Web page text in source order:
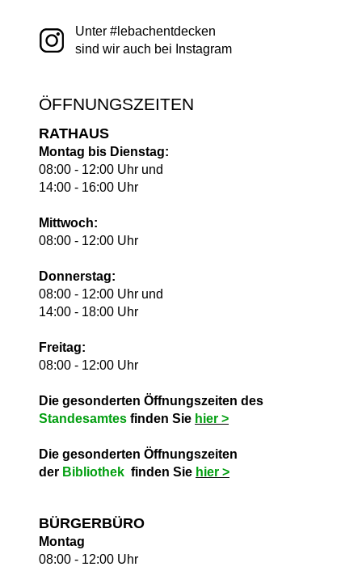
Unter #lebachentdecken
sind wir auch bei Instagram
ÖFFNUNGSZEITEN
RATHAUS
Montag bis Dienstag:
08:00 - 12:00 Uhr und
14:00 - 16:00 Uhr
Mittwoch:
08:00 - 12:00 Uhr
Donnerstag:
08:00 - 12:00 Uhr und
14:00 - 18:00 Uhr
Freitag:
08:00 - 12:00 Uhr
Die gesonderten Öffnungszeiten des
Standesamtes finden Sie hier >
Die gesonderten Öffnungszeiten
der Bibliothek finden Sie hier >
BÜRGERBÜRO
Montag
08:00 - 12:00 Uhr